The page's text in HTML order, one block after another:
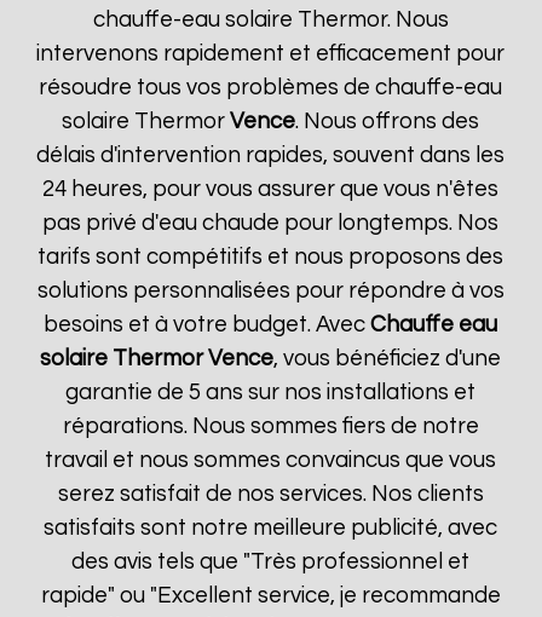
chauffe-eau solaire Thermor. Nous
intervenons rapidement et efficacement pour
résoudre tous vos problèmes de chauffe-eau
solaire ThermorVence. Nous offrons des
délais d'intervention rapides, souvent dans les
24 heures, pour vous assurer que vous n'êtes
pas privé d'eau chaude pour longtemps. Nos
tarifs sont compétitifs et nous proposons des
solutions personnalisées pour répondre à vos
besoins et à votre budget. AvecChauffe eau
solaire Thermor Vence, vous bénéficiez d'une
garantie de 5 ans sur nos installations et
réparations. Nous sommes fiers de notre
travail et nous sommes convaincus que vous
serez satisfait de nos services. Nos clients
satisfaits sont notre meilleure publicité, avec
des avis tels que "Très professionnel et
rapide" ou "Excellent service, je recommande